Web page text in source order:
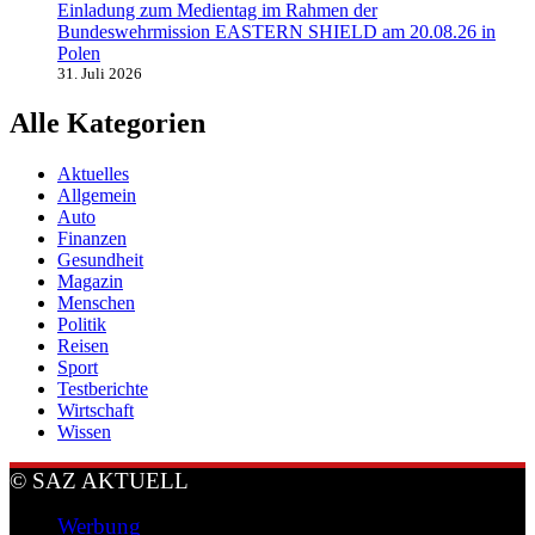
Einladung zum Medientag im Rahmen der
Bundeswehrmission EASTERN SHIELD am 20.08.26 in
Polen
31. Juli 2026
Alle Kategorien
Aktuelles
Allgemein
Auto
Finanzen
Gesundheit
Magazin
Menschen
Politik
Reisen
Sport
Testberichte
Wirtschaft
Wissen
© SAZ AKTUELL
Werbung